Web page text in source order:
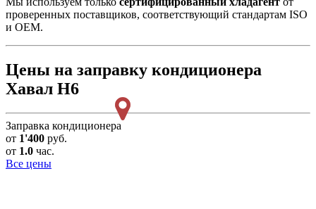
проверенных поставщиков, соответствующий стандартам ISO
и OEM.
Цены на заправку кондиционера
Хавал Н6
Заправка кондиционера
от 1'400 руб.
от 1.0 час.
Все цены